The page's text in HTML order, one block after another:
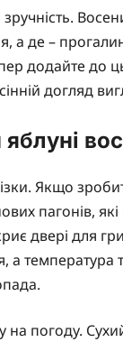
Восени
а де –
додайте до
догляд
яблуні
Якщо
пагонів,
двері для
а температура
на погоду.